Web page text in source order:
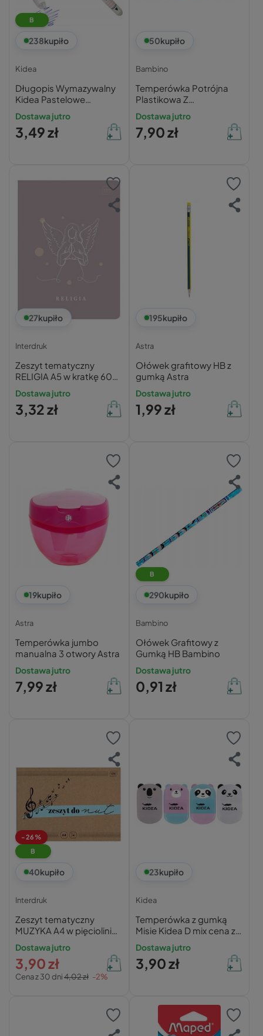
B
238kupiło
Kidea
Długopis Wymazywalny
Kidea Pastelowe
ZWIERZAKI Ścieralny
Żelowy 0.7
Dostawa jutro
3,49 zł
50kupiło
Bambino
Temperówka Potrójna
Plastikowa Z
Pojemnikiem Bambino
03042
Dostawa jutro
7,90 zł
27kupiło
Interdruk
Zeszyt tematyczny
RELIGIA A5 w kratkę 60
kartek INTERDRUK 70g
Dostawa jutro
3,32 zł
195kupiło
Astra
Ołówek grafitowy HB z
gumką Astra
Dostawa jutro
1,99 zł
19kupiło
Astra
Temperówka jumbo
manualna 3 otwory Astra
Dostawa jutro
7,99 zł
B
290kupiło
Bambino
Ołówek Grafitowy z
Gumką HB Bambino
Dostawa jutro
0,91 zł
-26%
B
40kupiło
Interdruk
Zeszyt tematyczny
MUZYKA A4 w pięciolinię
16 kartek INTERDRUK do
nut
Dostawa jutro
Cena z 30 dni4,02 zł -2%
3,90 zł
23kupiło
Kidea
Temperówka z gumką
Misie Kidea D mix cena za
1 szt
Dostawa jutro
3,90 zł